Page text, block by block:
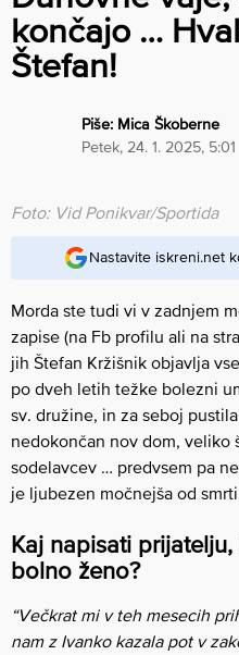
končajo …
Štefan!
Piše: Mica Škoberne
petek, 24. 1. 2025, 5:01
Foto: Vid Ponikvar/Sportida
Nastavite iskreni.net
Morda ste tudi vi v zadnjem
zapise (na Fb profilu ali na
jih Štefan Kržišnik objavlja
po dveh letih težke bolezni
sv. družine, in za seboj
nedokončan nov dom,
sodelavcev … predvsem pa
je ljubezen močnejša od
Kaj napisati
bolno ženo?
“Večkrat mi v teh mesecih
nam z Ivanko kazala pot v